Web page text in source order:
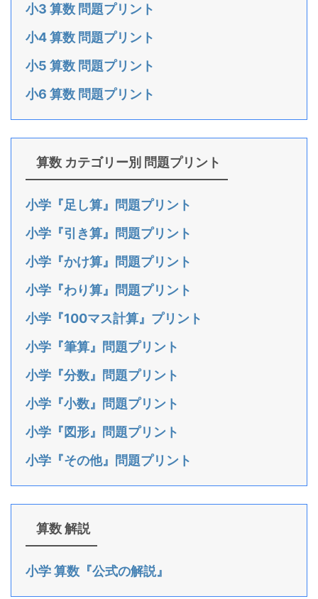
小3 算数 問題プリント
小4 算数 問題プリント
小5 算数 問題プリント
小6 算数 問題プリント
算数 カテゴリー別 問題プリント
小学『足し算』問題プリント
小学『引き算』問題プリント
小学『かけ算』問題プリント
小学『わり算』問題プリント
小学『100マス計算』プリント
小学『筆算』問題プリント
小学『分数』問題プリント
小学『小数』問題プリント
小学『図形』問題プリント
小学『その他』問題プリント
算数 解説
小学 算数『公式の解説』